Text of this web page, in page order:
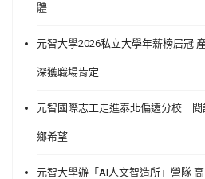
體
元智大學2026私立大學年薪榜居冠
深獲職場肯定
元智國際志工走進泰北偏遠分校 閱
鄉希望
元智大學辦「AI人文智造所」營隊